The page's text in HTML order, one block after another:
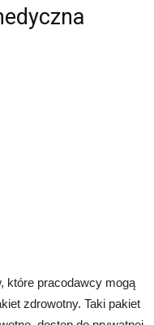
które pracodawcy mogą
zdrowotny. Taki pakiet